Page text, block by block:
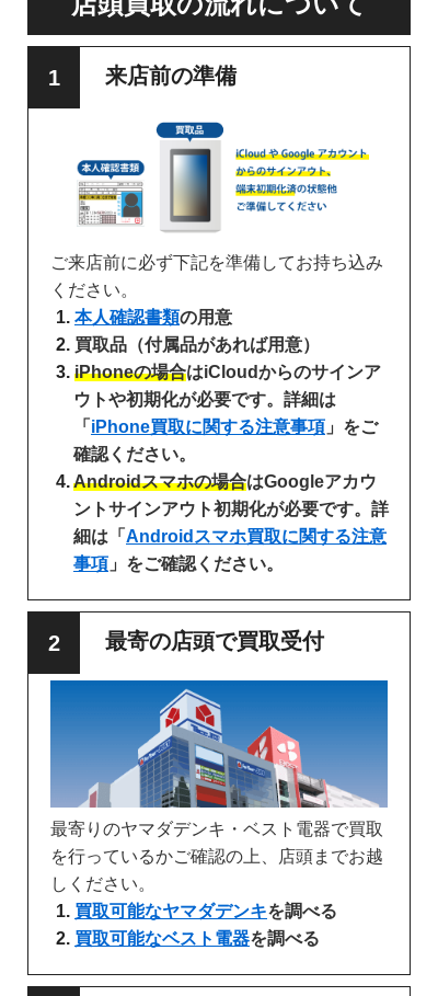
来店前の準備
ご来店前に必ず下記を準備してお持ち込み
ください。
本人確認書類の用意
買取品（付属品があれば用意）
iPhoneの場合はiCloudからのサインア
ウトや初期化が必要です。詳細は
「 iPhone買取に関する注意事項 」をご
確認ください。
Androidスマホの場合はGoogleアカウ
ントサインアウト初期化が必要です。詳
細は「 Androidスマホ買取に関する注意
事項 」をご確認ください。
最寄の店頭で買取受付
最寄りのヤマダデンキ・ベスト電器で買取
を行っているかご確認の上、店頭までお越
しください。
買取可能なヤマダデンキを調べる
買取可能なベスト電器を調べる